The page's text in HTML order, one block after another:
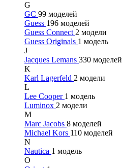
G
GC 99 моделей
Guess 196 моделей
Guess Connect 2 модели
Guess Originals 1 модель
J
Jacques Lemans 330 моделей
K
Karl Lagerfeld 2 модели
L
Lee Cooper 1 модель
Luminox 2 модели
M
Marc Jacobs 8 моделей
Michael Kors 110 моделей
N
Nautica 1 модель
O